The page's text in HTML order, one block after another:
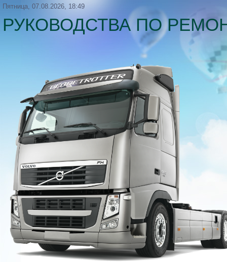
Пятница, 07.08.2026, 18:49
РУКОВОДСТВА ПО